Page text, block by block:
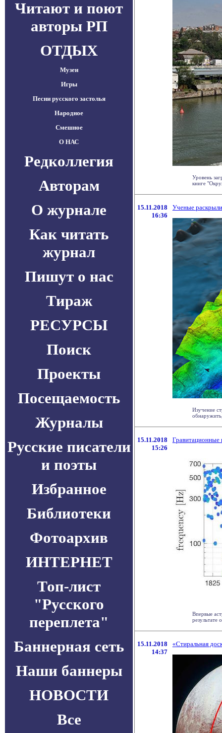
Читают и поют
авторы РП
ОТДЫХ
Музеи
Игры
Песни русского застолья
Народное
Смешное
О НАС
Редколлегия
Авторам
О журнале
Как читать
журнал
Пишут о нас
Тираж
РЕСУРСЫ
Поиск
Проекты
Посещаемость
Журналы
Русские писатели
и поэты
Избранное
Библиотеки
Фотоархив
ИНТЕРНЕТ
Топ-лист
"Русского
переплета"
Баннерная сеть
Наши баннеры
НОВОСТИ
Все
Уровень
книге
15.11.2018
16:36
Ученые
Изучение
15.11.2018
15:26
Гравитационные
Впервые
результате
15.11.2018
14:37
«Стиральная